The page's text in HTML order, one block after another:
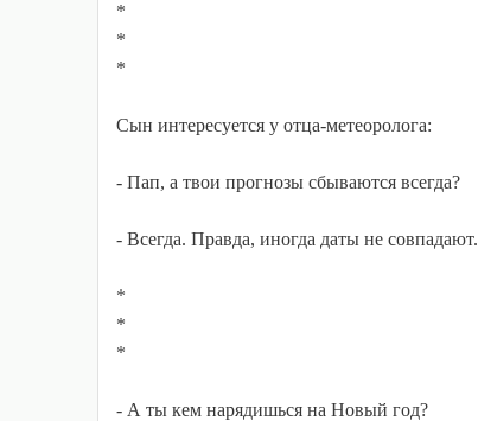
*
*
*
Сын интересуется у отца-метеоролога:
- Пап, а твои прогнозы сбываются всегда?
- Всегда. Правда, иногда даты не совпадают.
*
*
*
- А ты кем нарядишься на Новый год?